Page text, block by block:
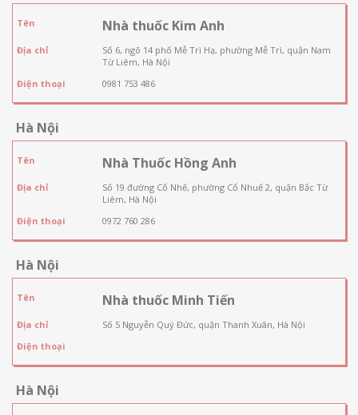
Tên Nhà thuốc Kim Anh
Địa chỉ
Số 6, ngõ 14 phố Mễ Trì Hạ, phường Mễ Trì, quận Nam
Từ Liêm, Hà Nội
Điện thoại
0981 753 486
Hà Nội
Tên Nhà Thuốc Hồng Anh
Địa chỉ
Số 19 đường Cổ Nhế, phường Cổ Nhuế 2, quận Bắc Từ
Liêm, Hà Nội
Điện thoại
0972 760 286
Hà Nội
Tên Nhà thuốc Minh Tiến
Địa chỉ
Số 5 Nguyễn Quý Đức, quận Thanh Xuân, Hà Nội
Điện thoại
Hà Nội